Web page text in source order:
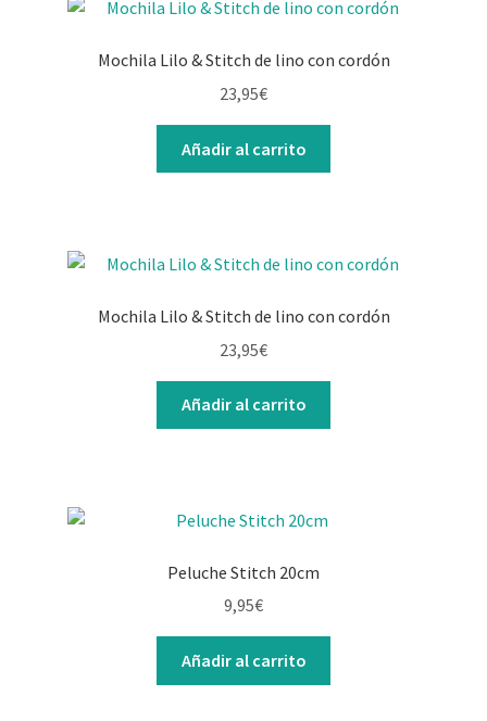
Mochila Lilo & Stitch de lino con cordón
23,95€
Añadir al carrito
Mochila Lilo & Stitch de lino con cordón
23,95€
Añadir al carrito
Peluche Stitch 20cm
9,95€
Añadir al carrito